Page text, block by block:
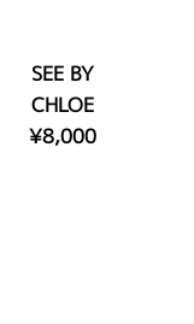
SEE BY
CHLOE
¥8,000